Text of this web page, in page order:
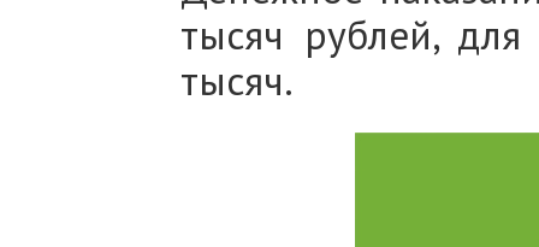
тысяч рублей,
тысяч.